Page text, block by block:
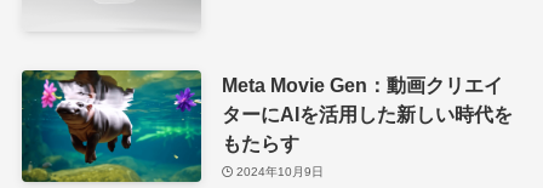
Meta Movie Gen：動画クリエイ
ターにAIを活用した新しい時代を
もたらす
2024年10月9日